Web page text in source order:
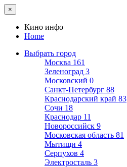
×
Кино инфо
Home
Выбрать город
Москва 161
Зеленоград 3
Московский 0
Санкт-Петербург 88
Краснодарский край 83
Сочи 18
Краснодар 11
Новороссийск 9
Московская область 81
Мытищи 4
Серпухов 4
Электросталь 3